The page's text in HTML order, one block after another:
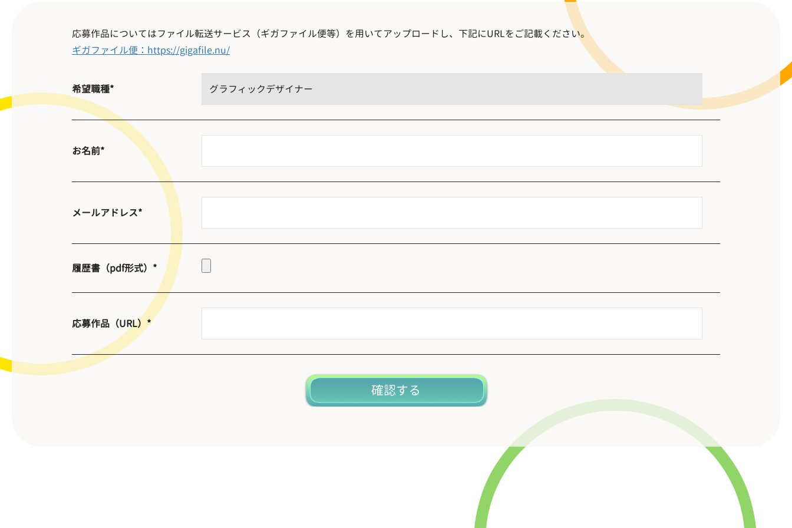
応募作品についてはファイル転送サービス（ギガファイル便等）を用いてアップロードし、下記にURLをご記載ください。
ギガファイル便：https://gigafile.nu/
希望職種*
お名前*
メールアドレス*
履歴書（pdf形式）*
応募作品（URL）*